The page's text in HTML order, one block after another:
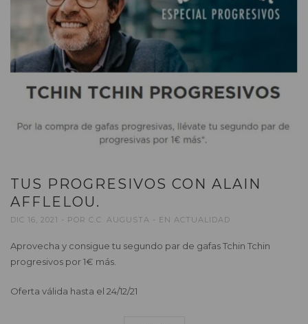
TUS PROGRESIVOS CON ALAIN
AFFLELOU.
DIC 16, 2021 POR C.C. AUGUSTA EN ACTUALIDAD
Aprovecha y consigue tu segundo par de gafas Tchin Tchin
progresivos por 1€ más.
Oferta válida hasta el 24/12/21